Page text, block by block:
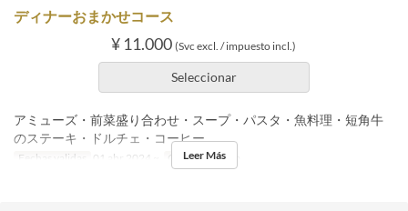
ディナーおまかせコース
¥ 11.000 (Svc excl. / impuesto incl.)
Seleccionar
アミューズ・前菜盛り合わせ・スープ・パスタ・魚料理・短角牛
のステーキ・ドルチェ・コーヒー
Fechas validas 01 abr 2024 ~ Comidas Cena
Leer Más